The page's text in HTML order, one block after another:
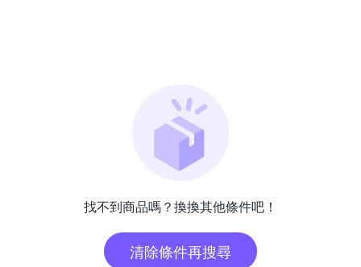
找不到商品嗎？換換其他條件吧！
清除條件再搜尋